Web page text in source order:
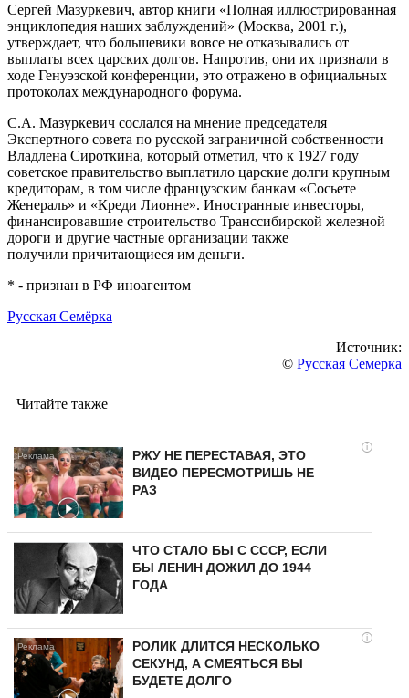
Сергей Мазуркевич, автор книги «Полная иллюстрированная
энциклопедия наших заблуждений» (Москва, 2001 г.),
утверждает, что большевики вовсе не отказывались от
выплаты всех царских долгов. Напротив, они их признали в
ходе Генуэзской конференции, это отражено в официальных
протоколах международного форума.
С.А. Мазуркевич сослался на мнение председателя
Экспертного совета по русской заграничной собственности
Владлена Сироткина, который отметил, что к 1927 году
советское правительство выплатило царские долги крупным
кредиторам, в том числе французским банкам «Сосьете
Женераль» и «Креди Лионне». Иностранные инвесторы,
финансировавшие строительство Транссибирской железной
дороги и другие частные организации также
получили причитающиеся им деньги.
* - признан в РФ иноагентом
Русская Семёрка
Источник:
© Русская Семерка
Читайте также
i
РЖУ НЕ ПЕРЕСТАВАЯ, ЭТО
ВИДЕО ПЕРЕСМОТРИШЬ НЕ
РАЗ
ЧТО СТАЛО БЫ С СССР, ЕСЛИ
БЫ ЛЕНИН ДОЖИЛ ДО 1944
ГОДА
i
РОЛИК ДЛИТСЯ НЕСКОЛЬКО
СЕКУНД, А СМЕЯТЬСЯ ВЫ
БУДЕТЕ ДОЛГО